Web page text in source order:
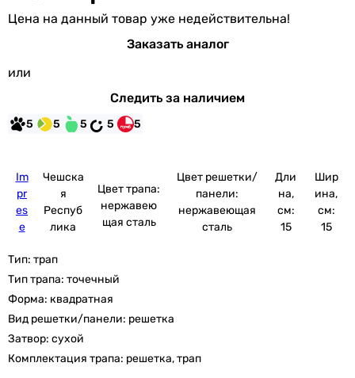
Цена на данный товар уже недействительна!
Заказать аналог
или
Следить за наличием
5 5 5 5 5
Im
pr
es
e
Чешска
я
Респуб
лика
Цвет трапа:
нержавею
щая сталь
Цвет решетки/
панели:
нержавеющая
сталь
Дли
на,
см:
15
Шир
ина,
см:
15
Тип: трап
Тип трапа: точечный
Форма: квадратная
Вид решетки/панели: решетка
Затвор: сухой
Комплектация трапа: решетка, трап